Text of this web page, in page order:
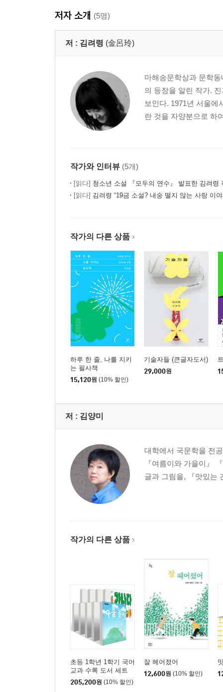
저자 소개 (5명)
저 : 김려령 (金呂玲)
마해송문학상과 문학
의 등장을 알린 작가.
보인다. 1971년 서울에
란 것을 자양분으로 하
작가와 인터뷰 (5개)
[읽다] 청소년 소설 『모두의 연수』 발표한 김려령
[읽다] 김려령 “19금 소설? 내숭 떨지 않는 사랑 이야
작가의 다른 상품
하루 한 줄, 나를 지키
는 필사책
15,120원 (10% 할인)
기술자들 (큰글자도서)
29,000원
저 : 김양미
대학에서 국문학을 전
『여름이와 가을이』
글과 그림을, 『맛있는
작가의 다른 상품
초등 1학년 1학기 국어
교과 수록 도서 세트
(국어 가+나+국어활동
+사람들)
205,200원 (10% 할인)
잘 헤어졌어
12,600원 (10% 할인)